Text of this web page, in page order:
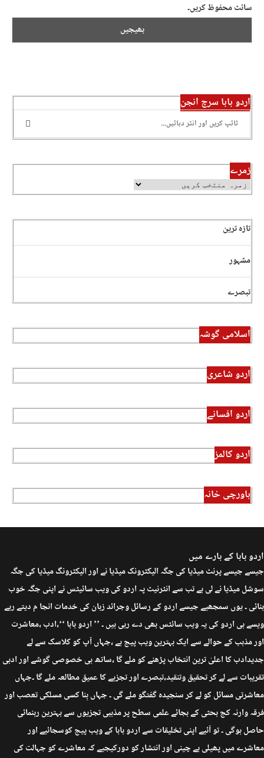
سائٹ محفوظ کریں۔
اردو بابا سرچ انجن
زمرے
تازہ ترین
مشہور
تبصرے
اسلامی گوشہ
اردو شاعری
اردو افسانے
اردو کالمز
باورچی خانہ
اردو بابا کے بارے میں
جیسے جیسے پرنٹ میڈیا کی جگہ الیکٹرونک میڈیا نے اور الیکٹرونگ میڈیا کی جگہ
سوشل میڈیا نے لی ہے تب سے انٹرنیٹ پہ اردو کی ویب سائیٹس نے اپنی جگہ خوب
بنائی ۔ یوں سمجھیے جیسے اردو کے رسائل وجرائد زبان کی خدمات انجا م دیتے رہے
ویسے ہی اردو کی یہ ویب سائٹس بھی دے رہی ہیں ۔ ’’ اردو بابا ‘‘،ادب ،معاشرت
اور مذہب کے حوالے سے ایک بہترین ویب پیج ہے ،جہاں آپ کو کلاسک سے لے
جدیدادب کا اعلیٰ ترین انتخاب پڑھنے کو ملے گا ،ساتھ ہی خصوصی گوشے اور ادبی
تقریبات سے لے کر تحقیق وتنقید،تبصرے اور تجزیے کا عمیق مطالعہ ملے گا ۔جہاں
معاشرتی مسائل کو لے کر سنجیدہ گفتگو ملے گی ۔ جہاں بِنا کسی مسلکی تعصب اور
فرقہ وارنہ کج بحثی کے بجائے علمی سطح پر مذہبی تجزیوں سے بہترین رہنمائی
حاصل ہوگی ۔ تو آئیے اپنی تخلیقات سے اردو بابا کے ویب پیج کوسجائیے اور
معاشرے میں پھیلی بے چینی اور انتشار کو دورکیجیے کہ معاشرے کو جہالت کی